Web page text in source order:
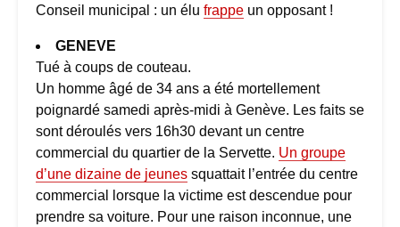
Conseil municipal : un élu frappe un opposant !
GENEVE
Tué à coups de couteau.
Un homme âgé de 34 ans a été mortellement
poignardé samedi après-midi à Genève. Les faits se
sont déroulés vers 16h30 devant un centre
commercial du quartier de la Servette. Un groupe
d’une dizaine de jeunes squattait l’entrée du centre
commercial lorsque la victime est descendue pour
prendre sa voiture. Pour une raison inconnue, une